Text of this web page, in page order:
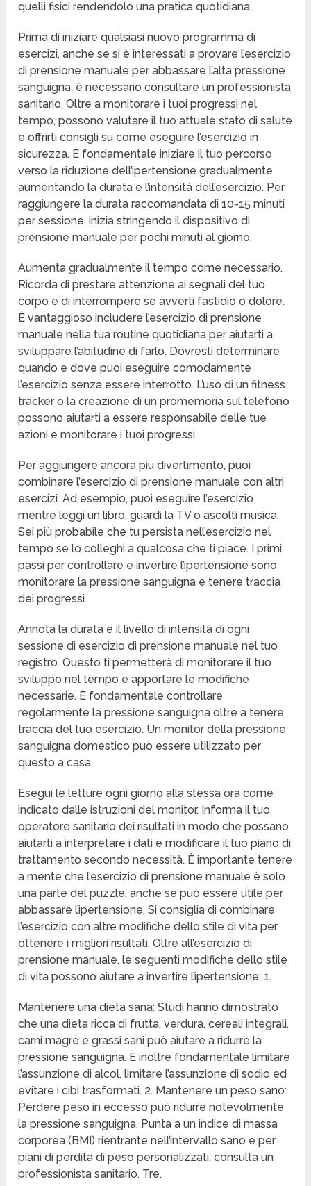
quelli fisici rendendolo una pratica quotidiana.
Prima di iniziare qualsiasi nuovo programma di
esercizi, anche se si è interessati a provare l’esercizio
di prensione manuale per abbassare l’alta pressione
sanguigna, è necessario consultare un professionista
sanitario. Oltre a monitorare i tuoi progressi nel
tempo, possono valutare il tuo attuale stato di salute
e offrirti consigli su come eseguire l’esercizio in
sicurezza. È fondamentale iniziare il tuo percorso
verso la riduzione dell’ipertensione gradualmente
aumentando la durata e l’intensità dell’esercizio. Per
raggiungere la durata raccomandata di 10-15 minuti
per sessione, inizia stringendo il dispositivo di
prensione manuale per pochi minuti al giorno.
Aumenta gradualmente il tempo come necessario.
Ricorda di prestare attenzione ai segnali del tuo
corpo e di interrompere se avverti fastidio o dolore.
È vantaggioso includere l’esercizio di prensione
manuale nella tua routine quotidiana per aiutarti a
sviluppare l’abitudine di farlo. Dovresti determinare
quando e dove puoi eseguire comodamente
l’esercizio senza essere interrotto. L’uso di un fitness
tracker o la creazione di un promemoria sul telefono
possono aiutarti a essere responsabile delle tue
azioni e monitorare i tuoi progressi.
Per aggiungere ancora più divertimento, puoi
combinare l’esercizio di prensione manuale con altri
esercizi. Ad esempio, puoi eseguire l’esercizio
mentre leggi un libro, guardi la TV o ascolti musica.
Sei più probabile che tu persista nell’esercizio nel
tempo se lo colleghi a qualcosa che ti piace. I primi
passi per controllare e invertire l’ipertensione sono
monitorare la pressione sanguigna e tenere traccia
dei progressi.
Annota la durata e il livello di intensità di ogni
sessione di esercizio di prensione manuale nel tuo
registro. Questo ti permetterà di monitorare il tuo
sviluppo nel tempo e apportare le modifiche
necessarie. È fondamentale controllare
regolarmente la pressione sanguigna oltre a tenere
traccia del tuo esercizio. Un monitor della pressione
sanguigna domestico può essere utilizzato per
questo a casa.
Esegui le letture ogni giorno alla stessa ora come
indicato dalle istruzioni del monitor. Informa il tuo
operatore sanitario dei risultati in modo che possano
aiutarti a interpretare i dati e modificare il tuo piano di
trattamento secondo necessità. È importante tenere
a mente che l’esercizio di prensione manuale è solo
una parte del puzzle, anche se può essere utile per
abbassare l’ipertensione. Si consiglia di combinare
l’esercizio con altre modifiche dello stile di vita per
ottenere i migliori risultati. Oltre all’esercizio di
prensione manuale, le seguenti modifiche dello stile
di vita possono aiutare a invertire l’ipertensione: 1.
Mantenere una dieta sana: Studi hanno dimostrato
che una dieta ricca di frutta, verdura, cereali integrali,
carni magre e grassi sani può aiutare a ridurre la
pressione sanguigna. È inoltre fondamentale limitare
l’assunzione di alcol, limitare l’assunzione di sodio ed
evitare i cibi trasformati. 2. Mantenere un peso sano:
Perdere peso in eccesso può ridurre notevolmente
la pressione sanguigna. Punta a un indice di massa
corporea (BMI) rientrante nell’intervallo sano e per
piani di perdita di peso personalizzati, consulta un
professionista sanitario. Tre.